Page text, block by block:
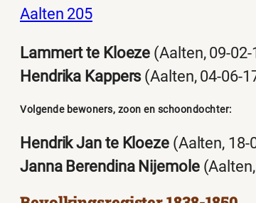
Aalten 205
Lammert te Kloeze (Aalten, 09-02-
Hendrika Kappers(Aalten, 04-06-
Volgende bewoners, zoon en schoondochter:
Hendrik Jan te Kloeze(Aalten, 18-
Janna Berendina Nijemole